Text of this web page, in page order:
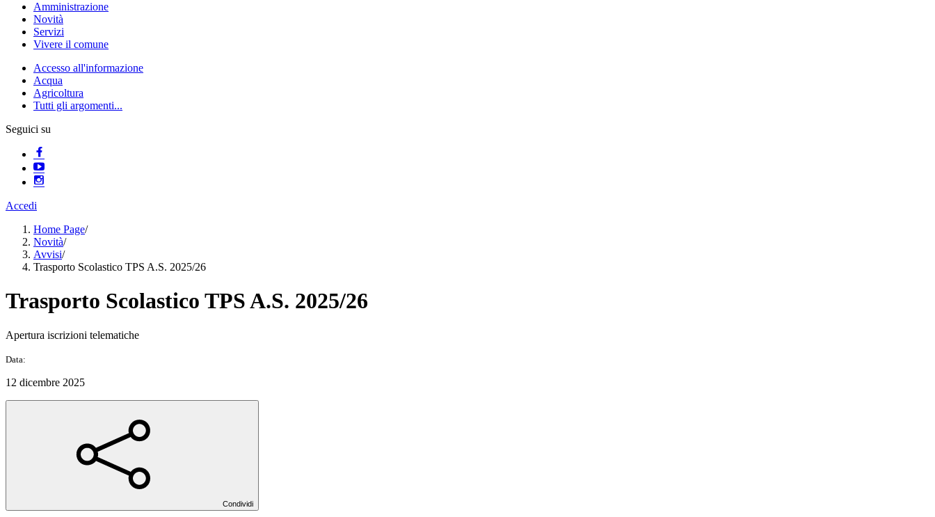
Amministrazione
Novità
Servizi
Vivere il comune
Accesso all'informazione
Acqua
Agricoltura
Tutti gli argomenti...
Seguici su
Accedi
Home Page/
Novità/
Avvisi/
Trasporto Scolastico TPS A.S. 2025/26
Trasporto Scolastico TPS A.S. 2025/26
Apertura iscrizioni telematiche
Data:
12 dicembre 2025
Condividi